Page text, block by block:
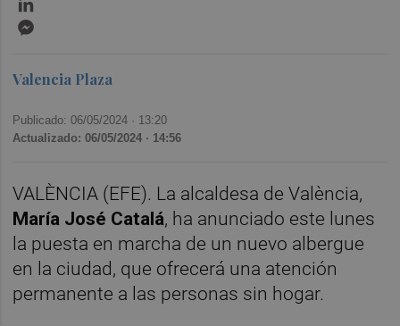
Valencia Plaza
Publicado: 06/05/2024 · 13:20
Actualizado: 06/05/2024 · 14:56
VALÈNCIA (EFE). La alcaldesa de València,
María José Catalá, ha anunciado este lunes
la puesta en marcha de un nuevo albergue
en la ciudad, que ofrecerá una atención
permanente a las personas sin hogar.